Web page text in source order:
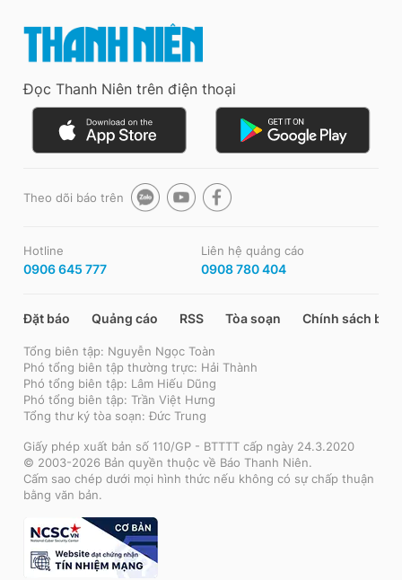
Đọc Thanh Niên trên điện thoại
Theo dõi báo trên
Hotline
0906 645 777
Liên hệ quảng cáo
0908 780 404
Đặt báo Quảng cáo RSS Tòa soạn Chính sách bảo
Tổng biên tập: Nguyễn Ngọc Toàn
Phó tổng biên tập thường trực: Hải Thành
Phó tổng biên tập: Lâm Hiếu Dũng
Phó tổng biên tập: Trần Việt Hưng
Tổng thư ký tòa soạn: Đức Trung
Giấy phép xuất bản số 110/GP - BTTTT cấp ngày 24.3.2020
© 2003-2026 Bản quyền thuộc về Báo Thanh Niên.
Cấm sao chép dưới mọi hình thức nếu không có sự chấp thuận
bằng văn bản.